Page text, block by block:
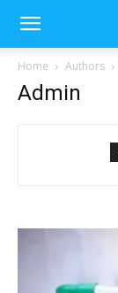
Home Authors
Admin